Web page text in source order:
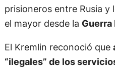
prisioneros entre Rusia y
el mayor desde la Guerra
El Kremlin reconoció que
“ilegales” de los